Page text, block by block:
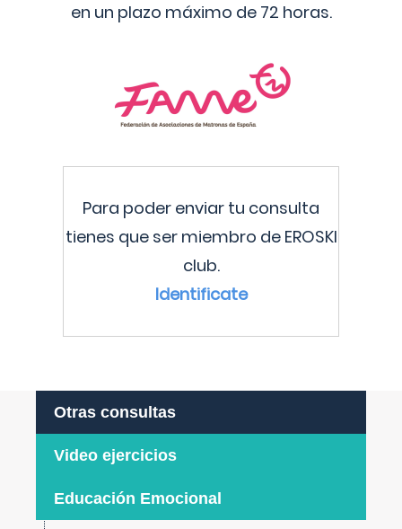
en un plazo máximo de 72 horas.
Para poder enviar tu consulta
tienes que ser miembro de EROSKI
club.
Identificate
Otras consultas
Video ejercicios
Educación Emocional